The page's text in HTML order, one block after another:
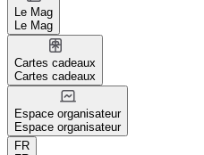
Le Mag
Le Mag
Cartes cadeaux
Cartes cadeaux
Espace organisateur
Espace organisateur
FR